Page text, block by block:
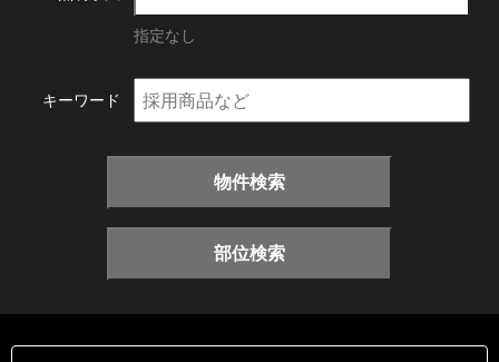
指定なし
キーワード
物件検索
部位検索